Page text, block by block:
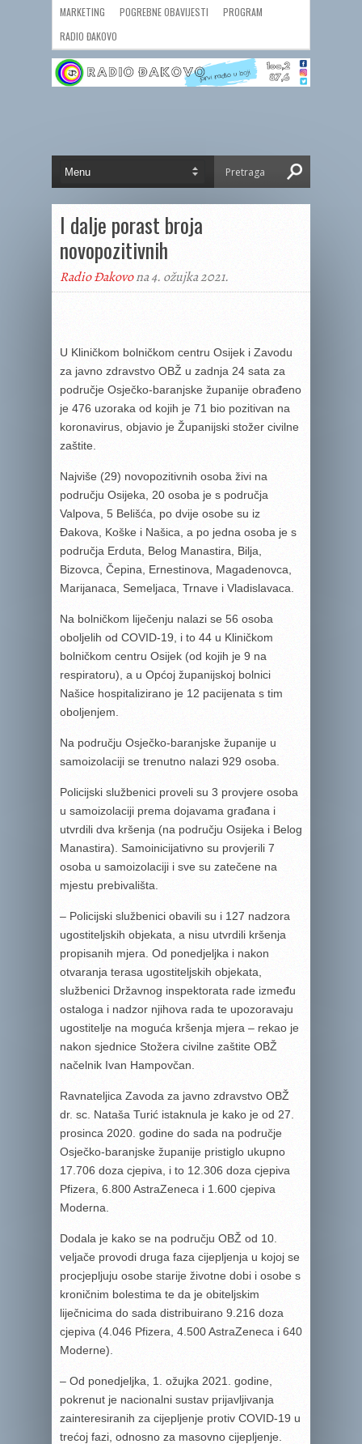
MARKETING POGREBNE OBAVIJESTI
PROGRAM
RADIO ĐAKOVO
I dalje porast broja
novopozitivnih
Radio Đakovona 4. ožujka 2021.
U Kliničkom bolničkom centru Osijek i Zavodu
za javno zdravstvo OBŽ u zadnja 24 sata za
područje Osječko-baranjske županije obrađeno
je 476 uzoraka od kojih je 71 bio pozitivan na
koronavirus, objavio je Županijski stožer civilne
zaštite.
Najviše (29) novopozitivnih osoba živi na
području Osijeka, 20 osoba je s područja
Valpova, 5 Belišća, po dvije osobe su iz
Đakova, Koške i Našica, a po jedna osoba je s
područja Erduta, Belog Manastira, Bilja,
Bizovca, Čepina, Ernestinova, Magadenovca,
Marijanaca, Semeljaca, Trnave i Vladislavaca.
Na bolničkom liječenju nalazi se 56 osoba
oboljelih od COVID-19, i to 44 u Kliničkom
bolničkom centru Osijek (od kojih je 9 na
respiratoru), a u Općoj županijskoj bolnici
Našice hospitalizirano je 12 pacijenata s tim
oboljenjem.
Na području Osječko-baranjske županije u
samoizolaciji se trenutno nalazi 929 osoba.
Policijski službenici proveli su 3 provjere osoba
u samoizolaciji prema dojavama građana i
utvrdili dva kršenja (na području Osijeka i Belog
Manastira). Samoinicijativno su provjerili 7
osoba u samoizolaciji i sve su zatečene na
mjestu prebivališta.
– Policijski službenici obavili su i 127 nadzora
ugostiteljskih objekata, a nisu utvrdili kršenja
propisanih mjera. Od ponedjeljka i nakon
otvaranja terasa ugostiteljskih objekata,
službenici Državnog inspektorata rade između
ostaloga i nadzor njihova rada te upozoravaju
ugostitelje na moguća kršenja mjera – rekao je
nakon sjednice Stožera civilne zaštite OBŽ
načelnik Ivan Hampovčan.
Ravnateljica Zavoda za javno zdravstvo OBŽ
dr. sc. Nataša Turić istaknula je kako je od 27.
prosinca 2020. godine do sada na područje
Osječko-baranjske županije pristiglo ukupno
17.706 doza cjepiva, i to 12.306 doza cjepiva
Pfizera, 6.800 AstraZeneca i 1.600 cjepiva
Moderna.
Dodala je kako se na području OBŽ od 10.
veljače provodi druga faza cijepljenja u kojoj se
procjepljuju osobe starije životne dobi i osobe s
kroničnim bolestima te da je obiteljskim
liječnicima do sada distribuirano 9.216 doza
cjepiva (4.046 Pfizera, 4.500 AstraZeneca i 640
Moderne).
– Od ponedjeljka, 1. ožujka 2021. godine,
pokrenut je nacionalni sustav prijavljivanja
zainteresiranih za cijepljenje protiv COVID-19 u
trećoj fazi, odnosno za masovno cijepljenje.